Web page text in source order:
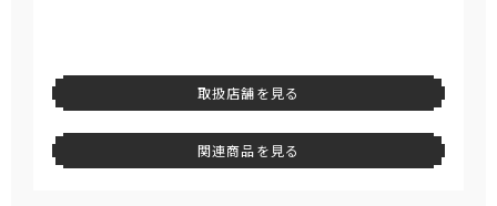
取扱店舗を見る
関連商品を見る